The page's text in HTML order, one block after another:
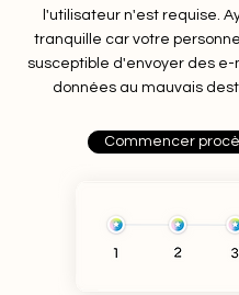
l'utilisateur n'est requise.
tranquille car votre
susceptible d'envoyer des e-
données au mauvais
Commencer